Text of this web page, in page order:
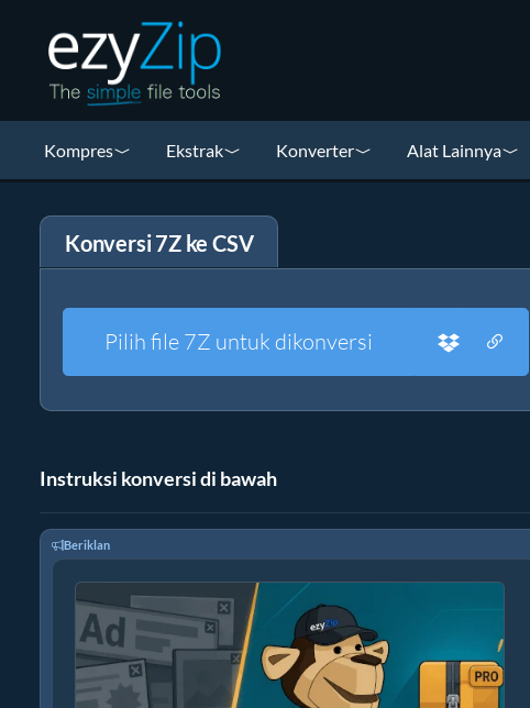
Kompres Ekstrak Konverter Alat Lainnya
Konversi 7Z ke CSV
Pilih file 7Z untuk dikonversi
Instruksi konversi di bawah
Beriklan